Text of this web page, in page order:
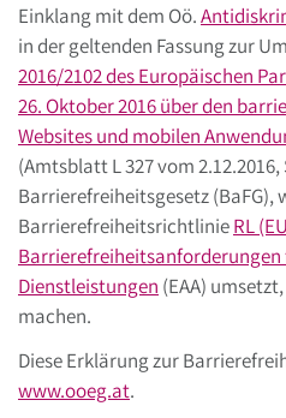
Einklang mit dem Oö.
in der geltenden Fassung zur
2016/2102 des Europäischen
26. Oktober 2016 über den
Websites und mobilen
(Amtsblatt L 327 vom 2.12.2016,
Barrierefreiheitsgesetz (BaFG),
BarrierefreiheitsrichtlinieRL
Dienstleistungen (EAA)
machen.
Diese Erklärung zur
www.ooeg.at.